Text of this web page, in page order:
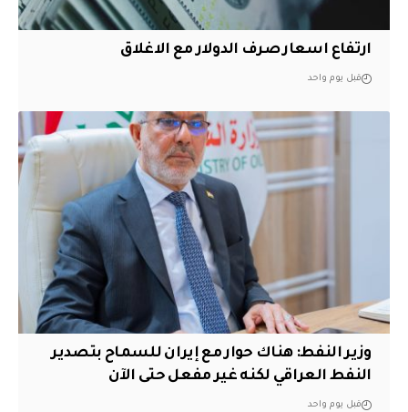
ارتفاع اسعار صرف الدولار مع الاغلاق
قبل يوم واحد
وزير النفط: هناك حوار مع إيران للسماح بتصدير
النفط العراقي لكنه غير مفعل حتى الآن
قبل يوم واحد